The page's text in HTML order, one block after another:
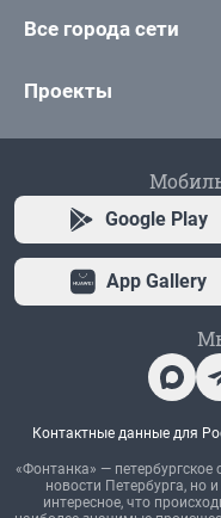
Все города сети
Проекты
Google Play
App Gallery
Контактные данные для
«Фонтанка» — петербургское
новости Петербурга, но
интересное, что